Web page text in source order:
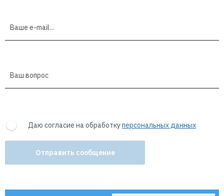
Даю согласие на обработкуперсональных данных